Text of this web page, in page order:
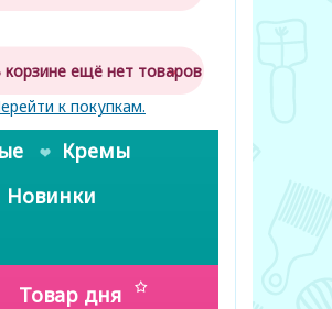
корзине ещё нет товаров
к покупкам.
Кремы
Новинки
Товар дня